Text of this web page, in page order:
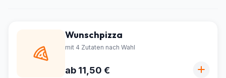
Wunschpizza
mit 4 Zutaten nach Wahl
ab 11,50 €